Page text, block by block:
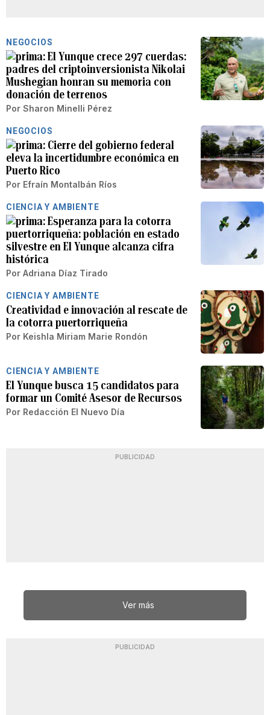
NEGOCIOS
El Yunque crece 297 cuerdas:
padres del criptoinversionista Nikolai
Mushegian honran su memoria con
donación de terrenos
Por Sharon Minelli Pérez
NEGOCIOS
Cierre del gobierno federal
eleva la incertidumbre económica en
Puerto Rico
Por Efraín Montalbán Ríos
CIENCIA Y AMBIENTE
Esperanza para la cotorra
puertorriqueña: población en estado
silvestre en El Yunque alcanza cifra
histórica
Por Adriana Díaz Tirado
CIENCIA Y AMBIENTE
Creatividad e innovación al rescate de
la cotorra puertorriqueña
Por Keishla Miriam Marie Rondón
CIENCIA Y AMBIENTE
El Yunque busca 15 candidatos para
formar un Comité Asesor de Recursos
Por Redacción El Nuevo Día
PUBLICIDAD
Ver más
PUBLICIDAD